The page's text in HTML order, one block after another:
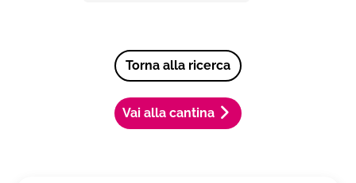
Torna alla ricerca
Vai alla cantina